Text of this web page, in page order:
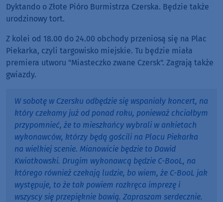
Dyktando o Złote Pióro Burmistrza Czerska. Będzie także
urodzinowy tort.
Z kolei od 18.00 do 24.00 obchody przeniosą się na Plac
Piekarka, czyli targowisko miejskie. Tu będzie miała
premiera utworu "Miasteczko zwane Czersk". Zagrają także
gwiazdy.
W sobotę w Czersku odbędzie się wspaniały koncert, na
który czekamy już od ponad roku, ponieważ chciałbym
przypomnieć, że to mieszkańcy wybrali w ankietach
wykonawców, którzy będą gościli na Placu Piekarka
na wielkiej scenie. Mianowicie będzie to Dawid
Kwiatkowski. Drugim wykonawcą będzie C-BooL, na
którego również czekają ludzie, bo wiem, że C-BooL jak
występuje, to że tak powiem rozkręca imprezę i
wszyscy się przepięknie bawią. Zapraszam serdecznie.